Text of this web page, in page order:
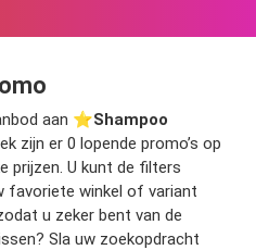
aan ⭐️Shampoo
zijn er 0 lopende promo’s op
prijzen. U kunt de filters
favoriete winkel of variant
u zeker bent van de
Sla uw zoekopdracht